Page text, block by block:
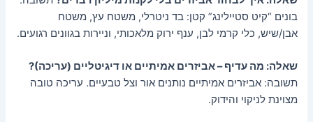
בונים “קיט סטיילינג” קטן: בד ניטרלי, משטח עץ, משטח
אבן/שיש, כלי קרמי לבן, ענף ירוק מלאכותי, וניירות בגוונים רגועים.
שאלה: מה עדיף – אביזרים אמיתיים או דיגיטליים (עריכה)?
תשובה: אביזרים אמיתיים נותנים אור וצל טבעיים. עריכה טובה
מצוינת לניקוי והידוק.